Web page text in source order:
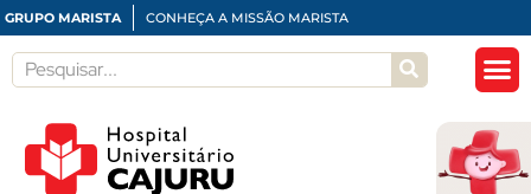
GRUPO MARISTA CONHEÇA A MISSÃO MARISTA